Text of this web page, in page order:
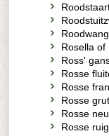
Rosella of
Ross'
Rosse
Rosse
Rosse
Rosse
Rosse